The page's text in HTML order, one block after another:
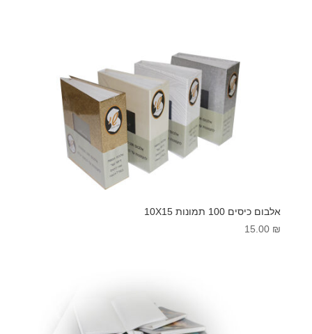
אלבום כיסים 100 תמונות 10X15
15.00 ₪